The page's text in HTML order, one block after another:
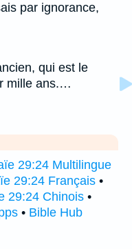
par ignorance,
qui est le
mille ans.…
29:24 Multilingue
29:24 Français •
29:24 Chinois •
• Bible Hub